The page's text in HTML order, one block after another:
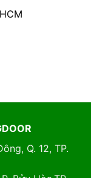
Q. 12, TP.